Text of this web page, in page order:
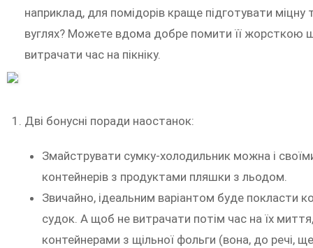
наприклад, для помідорів краще підготувати
вуглях? Можете вдома добре помити її жорсткою
витрачати час на пікніку.
Дві бонусні поради наостанок:
Змайструвати сумку-холодильник можна і
контейнерів з продуктами пляшки з льодом.
Звичайно, ідеальним варіантом буде покласти
судок. А щоб не витрачати потім час на їх
контейнерами з щільної фольги (вона, до речі,